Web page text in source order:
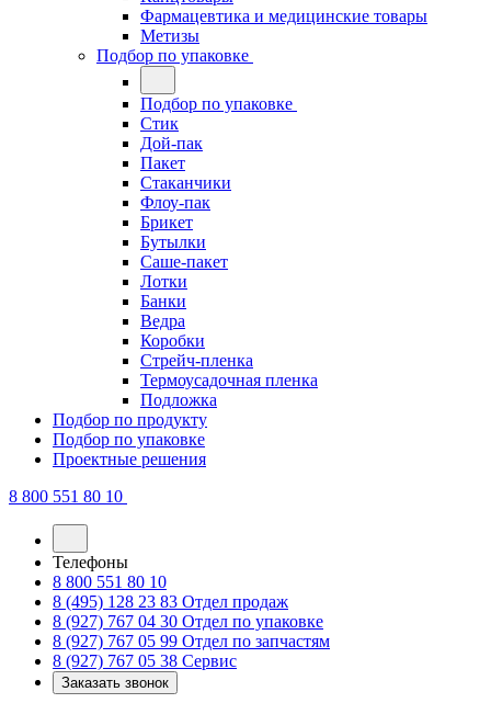
Фармацевтика и медицинские товары
Метизы
Подбор по упаковке
Подбор по упаковке
Стик
Дой-пак
Пакет
Стаканчики
Флоу-пак
Брикет
Бутылки
Саше-пакет
Лотки
Банки
Ведра
Коробки
Стрейч-пленка
Термоусадочная пленка
Подложка
Подбор по продукту
Подбор по упаковке
Проектные решения
8 800 551 80 10
Телефоны
8 800 551 80 10
8 (495) 128 23 83 Отдел продаж
8 (927) 767 04 30 Отдел по упаковке
8 (927) 767 05 99 Отдел по запчастям
8 (927) 767 05 38 Сервис
Заказать звонок